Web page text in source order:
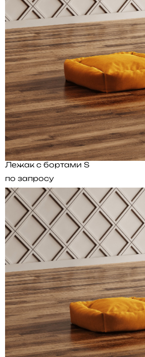
Лежак с бортами S
по запросу